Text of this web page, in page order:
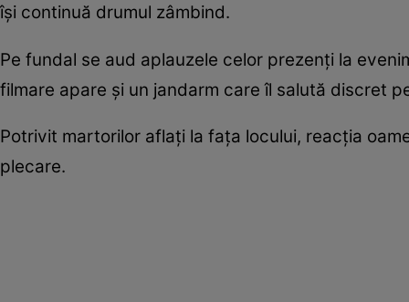
își continuă drumul zâmbind.
Pe fundal se aud aplauzele celor prezenți la
filmare apare și un jandarm care îl salută discret
Potrivit martorilor aflați la fața locului, reacția
plecare.